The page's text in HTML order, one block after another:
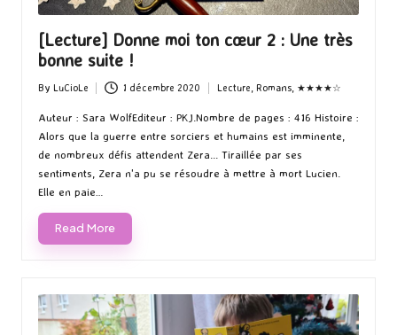
[Lecture] Donne moi ton cœur 2 : Une très
bonne suite !
Posted
by
By LuCioLe 1 décembre 2020
in
Lecture, Romans, ★★★★☆
Auteur : Sara WolfEditeur : PKJ.Nombre de pages : 416 Histoire :
Alors que la guerre entre sorciers et humains est imminente,
de nombreux défis attendent Zera... Tiraillée par ses
sentiments, Zera n'a pu se résoudre à mettre à mort Lucien.
Elle en paie…
Read More